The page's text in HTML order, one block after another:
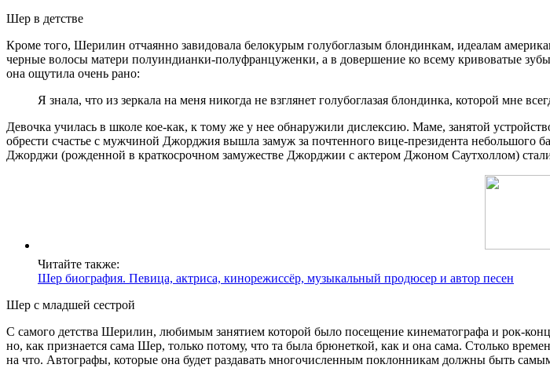
Шер в детстве
Кроме того, Шерилин отчаянно завидовала белокурым голубоглазым блондинкам, идеалам
черные волосы матери полуиндианки-полуфранцуженки, а в довершение ко всему кривоватые
она ощутила очень рано:
Я знала, что из зеркала на меня никогда не взглянет голубоглазая блондинка, которой мне
Девочка училась в школе кое-как, к тому же у нее обнаружили дислексию. Маме, занятой
обрести счастье с мужчиной Джорджия вышла замуж за почтенного вице-президента небольшого
Джорджи (рожденной в краткосрочном замужестве Джорджии с актером Джоном Саутхоллом)
Читайте также:
Шер биография. Певица, актриса, кинорежиссёр, музыкальный продюсер и автор песен
Шер с младшей сестрой
С самого детства Шерилин, любимым занятием которой было посещение кинематографа и рок-
но, как признается сама Шер, только потому, что та была брюнеткой, как и она сама. Столько
на что. Автографы, которые она будет раздавать многочисленным поклонникам должны быть